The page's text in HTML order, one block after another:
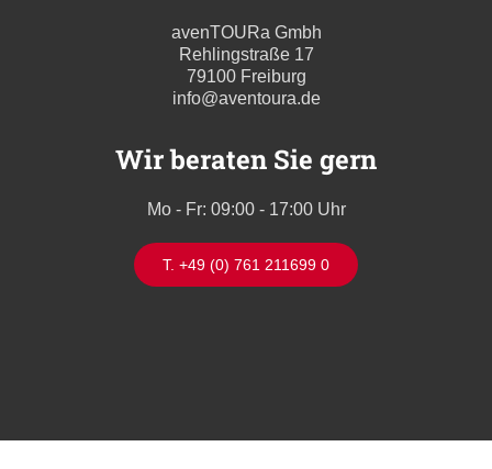
avenTOURa Gmbh
Rehlingstraße 17
79100 Freiburg
info@aventoura.de
Wir beraten Sie gern
Mo - Fr: 09:00 - 17:00 Uhr
T. +49 (0) 761 211699 0